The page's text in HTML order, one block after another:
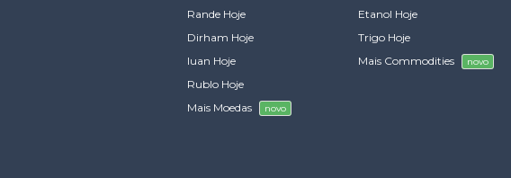
Rande Hoje
Dirham Hoje
Iuan Hoje
Rublo Hoje
Mais Moedas
novo
Etanol Hoje
Trigo Hoje
Mais Commodities
novo